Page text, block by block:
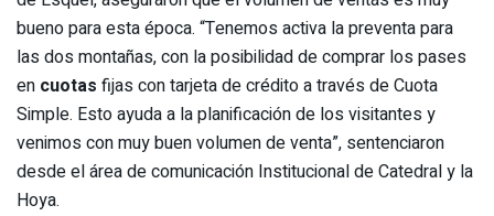
bueno para esta época. “Tenemos activa la preventa para
las dos montañas, con la posibilidad de comprar los pases
en cuotas fijas con tarjeta de crédito a través de Cuota
Simple. Esto ayuda a la planificación de los visitantes y
venimos con muy buen volumen de venta”, sentenciaron
desde el área de comunicación Institucional de Catedral y la
Hoya.